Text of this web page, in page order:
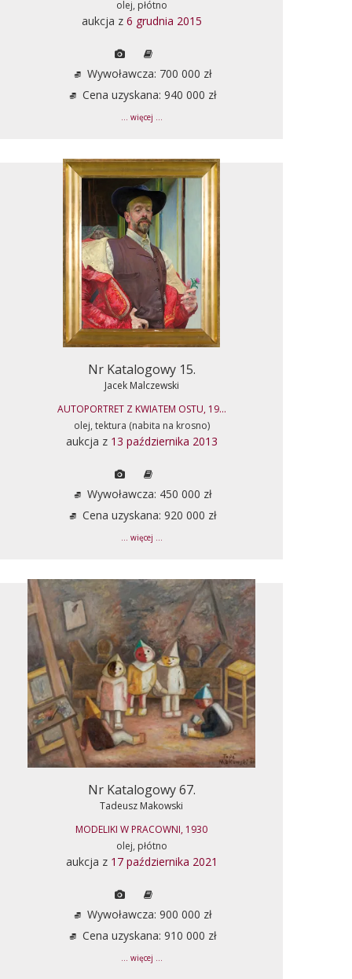
olej, płótno
aukcja z 6 grudnia 2015
Wywoławcza: 700 000 zł
Cena uzyskana: 940 000 zł
... więcej ...
Nr Katalogowy 15.
Jacek Malczewski
AUTOPORTRET Z KWIATEM OSTU, 19...
olej, tektura (nabita na krosno)
aukcja z 13 października 2013
Wywoławcza: 450 000 zł
Cena uzyskana: 920 000 zł
... więcej ...
Nr Katalogowy 67.
Tadeusz Makowski
MODELIKI W PRACOWNI, 1930
olej, płótno
aukcja z 17 października 2021
Wywoławcza: 900 000 zł
Cena uzyskana: 910 000 zł
... więcej ...